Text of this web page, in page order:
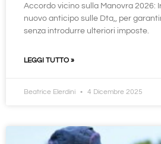
Accordo vicino sulla Manovra 2026:
nuovo anticipo sulle Dta,, per
senza introdurre ulteriori imposte.
LEGGI TUTTO »
Beatrice Elerdini 4 Dicembre 2025